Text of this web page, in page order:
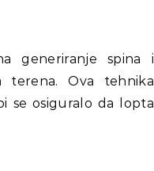
generiranje spina i
terena. Ova tehnika
se osiguralo da lopta